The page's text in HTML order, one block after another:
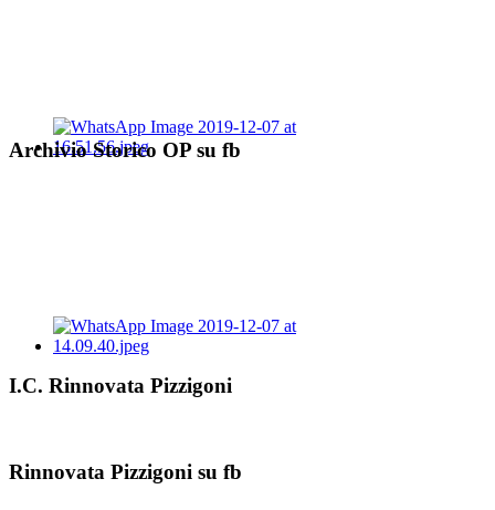
Archivio Storico OP su fb
I.C. Rinnovata Pizzigoni
Rinnovata Pizzigoni su fb